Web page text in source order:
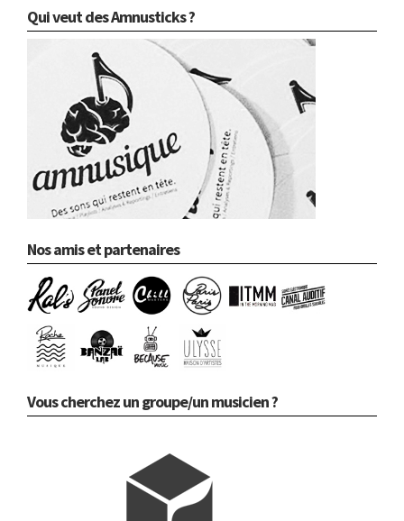
Qui veut des Amnusticks ?
Nos amis et partenaires
Vous cherchez un groupe/un musicien ?